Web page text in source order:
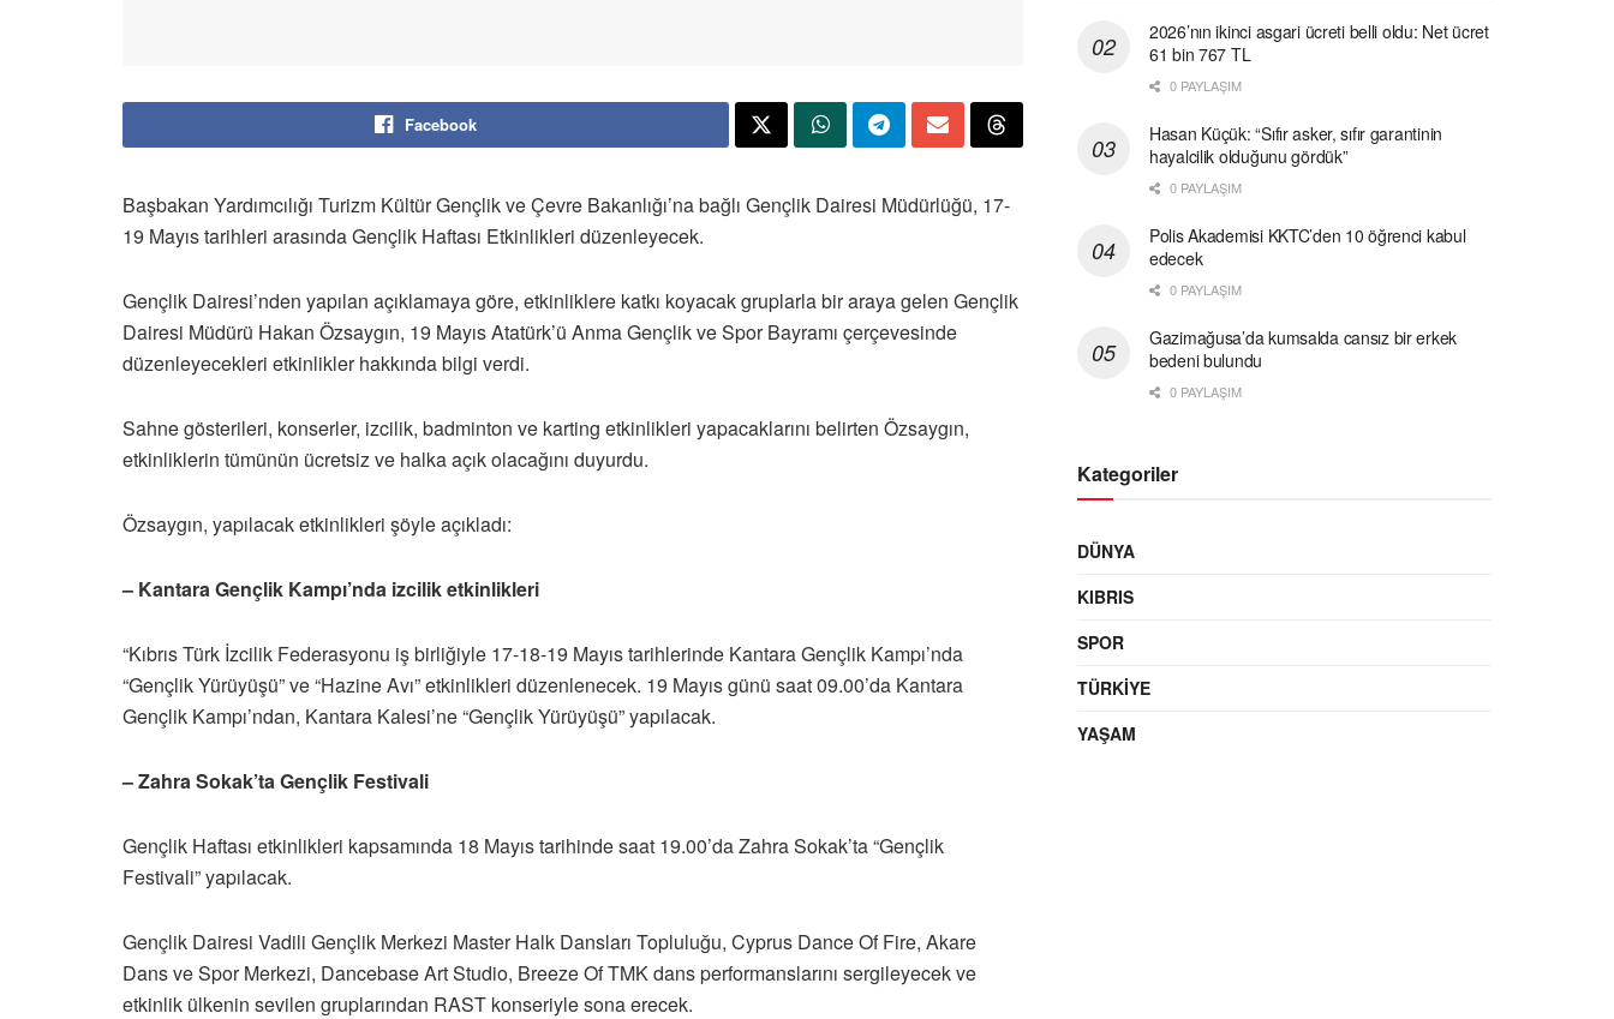
Facebook
Başbakan Yardımcılığı Turizm Kültür Gençlik ve Çevre Bakanlığı’na bağlı Gençlik Dairesi Müdürlüğü, 17-
19 Mayıs tarihleri arasında Gençlik Haftası Etkinlikleri düzenleyecek.
Gençlik Dairesi’nden yapılan açıklamaya göre, etkinliklere katkı koyacak gruplarla bir araya gelen Gençlik
Dairesi Müdürü Hakan Özsaygın, 19 Mayıs Atatürk’ü Anma Gençlik ve Spor Bayramı çerçevesinde
düzenleyecekleri etkinlikler hakkında bilgi verdi.
Sahne gösterileri, konserler, izcilik, badminton ve karting etkinlikleri yapacaklarını belirten Özsaygın,
etkinliklerin tümünün ücretsiz ve halka açık olacağını duyurdu.
Özsaygın, yapılacak etkinlikleri şöyle açıkladı:
– Kantara Gençlik Kampı’nda izcilik etkinlikleri
“Kıbrıs Türk İzcilik Federasyonu iş birliğiyle 17-18-19 Mayıs tarihlerinde Kantara Gençlik Kampı’nda
“Gençlik Yürüyüşü” ve “Hazine Avı” etkinlikleri düzenlenecek. 19 Mayıs günü saat 09.00’da Kantara
Gençlik Kampı’ndan, Kantara Kalesi’ne “Gençlik Yürüyüşü” yapılacak.
– Zahra Sokak’ta Gençlik Festivali
Gençlik Haftası etkinlikleri kapsamında 18 Mayıs tarihinde saat 19.00’da Zahra Sokak’ta “Gençlik
Festivali” yapılacak.
Gençlik Dairesi Vadili Gençlik Merkezi Master Halk Dansları Topluluğu, Cyprus Dance Of Fire, Akare
Dans ve Spor Merkezi, Dancebase Art Studio, Breeze Of TMK dans performanslarını sergileyecek ve
etkinlik ülkenin sevilen gruplarından RAST konseriyle sona erecek.
2026’nın ikinci asgari ücreti belli oldu: Net ücret
61 bin 767 TL
0 PAYLAŞIM
Hasan Küçük: “Sıfır asker, sıfır garantinin
hayalcilik olduğunu gördük”
0 PAYLAŞIM
Polis Akademisi KKTC’den 10 öğrenci kabul
edecek
0 PAYLAŞIM
Gazimağusa’da kumsalda cansız bir erkek
bedeni bulundu
0 PAYLAŞIM
Kategoriler
DÜNYA
KIBRIS
SPOR
TÜRKIYE
YAŞAM